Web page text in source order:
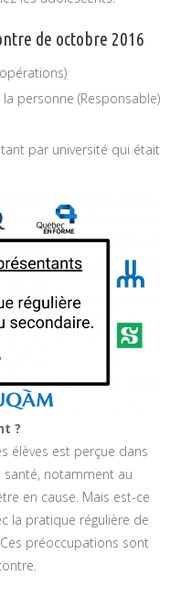
de octobre 2016
personne (Responsable)
par université qui était
?
élèves est perçue dans
santé, notamment au
en cause. Mais est-ce
la pratique régulière de
préoccupations sont